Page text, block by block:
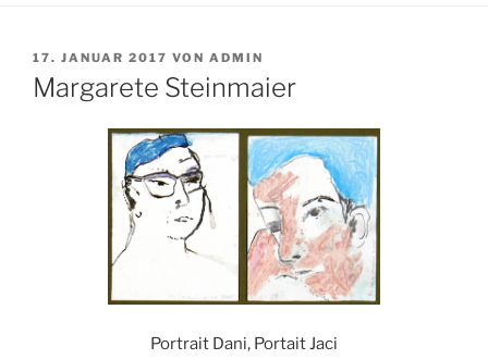
VERÖFFENTLICHT
AM
17. JANUAR 2017 VON ADMIN
Margarete Steinmaier
Portrait Dani, Portait Jaci